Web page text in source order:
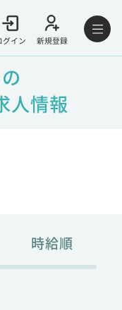
グイン 新規登録
人情報
時給順